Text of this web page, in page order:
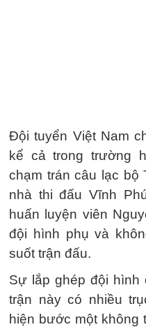
Đội tuyển Việt Nam
kể cả trong trường
chạm trán câu lạc bộ
nhà thi đấu Vĩnh
huấn luyện viên
đội hình phụ và
suốt trận đấu.
Sự lắp ghép đội hình
trận này có nhiều
hiện bước một không